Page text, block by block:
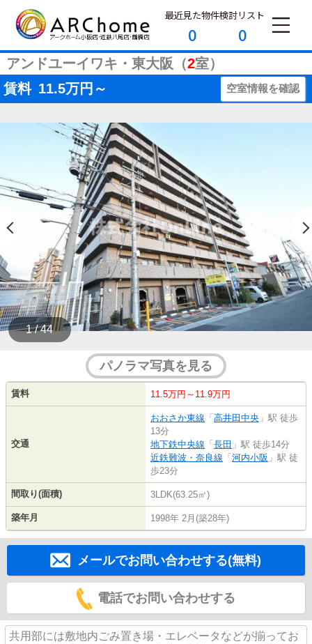
最近見た物件
0
検討リスト
0
アンドユーイワキ・東大阪（2室）
賃料 11.5万円～ 空室情報を確認
1 / 44
パノラマ写真を見る
賃料 11.5万円～11.9万円
交通
おおさか東線 「 高井田中央 」駅 徒歩
13分
地下鉄中央線 「 長田 」駅 徒歩14分
近鉄難波・奈良線 「 河内小阪 」駅 徒
歩23分
間取り(面積) 3LDK(63.25㎡)
築年月 1998年 2月(築28年)
メールでお問い合わせする(無料)
電話でお問い合わせする
共用部には敷地内ごみ置き場・エレベータなどが揃ってお